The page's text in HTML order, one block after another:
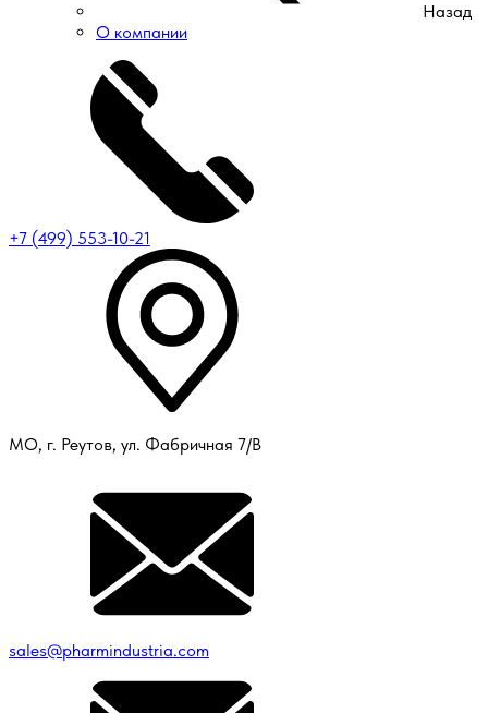
Назад
О компании
+7 (499) 553-10-21
МО, г. Реутов, ул. Фабричная 7/В
sales@pharmindustria.com